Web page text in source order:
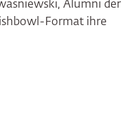
Alumni der
Format ihre